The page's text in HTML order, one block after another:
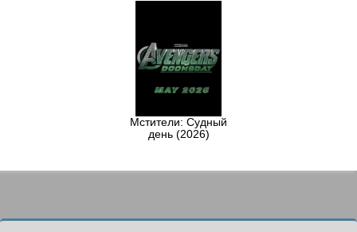
Мстители: Судный
день (2026)